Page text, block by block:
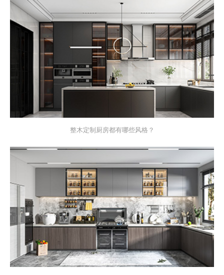
整木定制厨房都有哪些风格？